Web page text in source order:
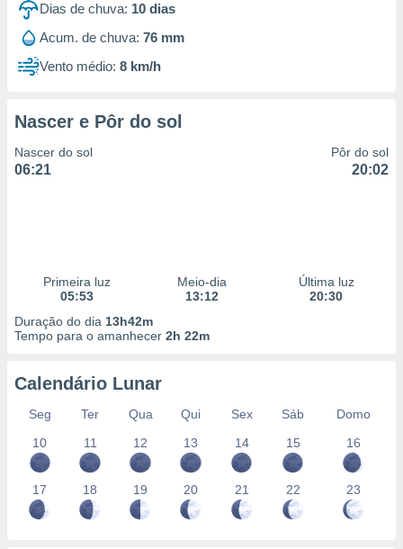
Dias de chuva: 10 dias
Acum. de chuva: 76 mm
Vento médio: 8 km/h
Nascer e Pôr do sol
Nascer do sol
06:21
Pôr do sol
20:02
Primeira luz
05:53
Meio-dia
13:12
Última luz
20:30
Duração do dia 13h42m
Tempo para o amanhecer 2h 22m
Calendário Lunar
Seg Ter Qua Qui Sex Sáb
Domo
10
11 12 13 14 15 16
17 18 19 20 21 22 23